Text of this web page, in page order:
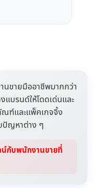
ขายมืออาชีพมากกว่า
แบรนด์ให้โดดเด่นและ
ณฑ์และแพ็คเกจจิ้ง
ปัญหาต่าง ๆ
น์กับพนักงานขายที่